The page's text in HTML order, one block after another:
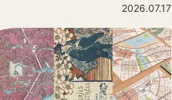
2026.07.17